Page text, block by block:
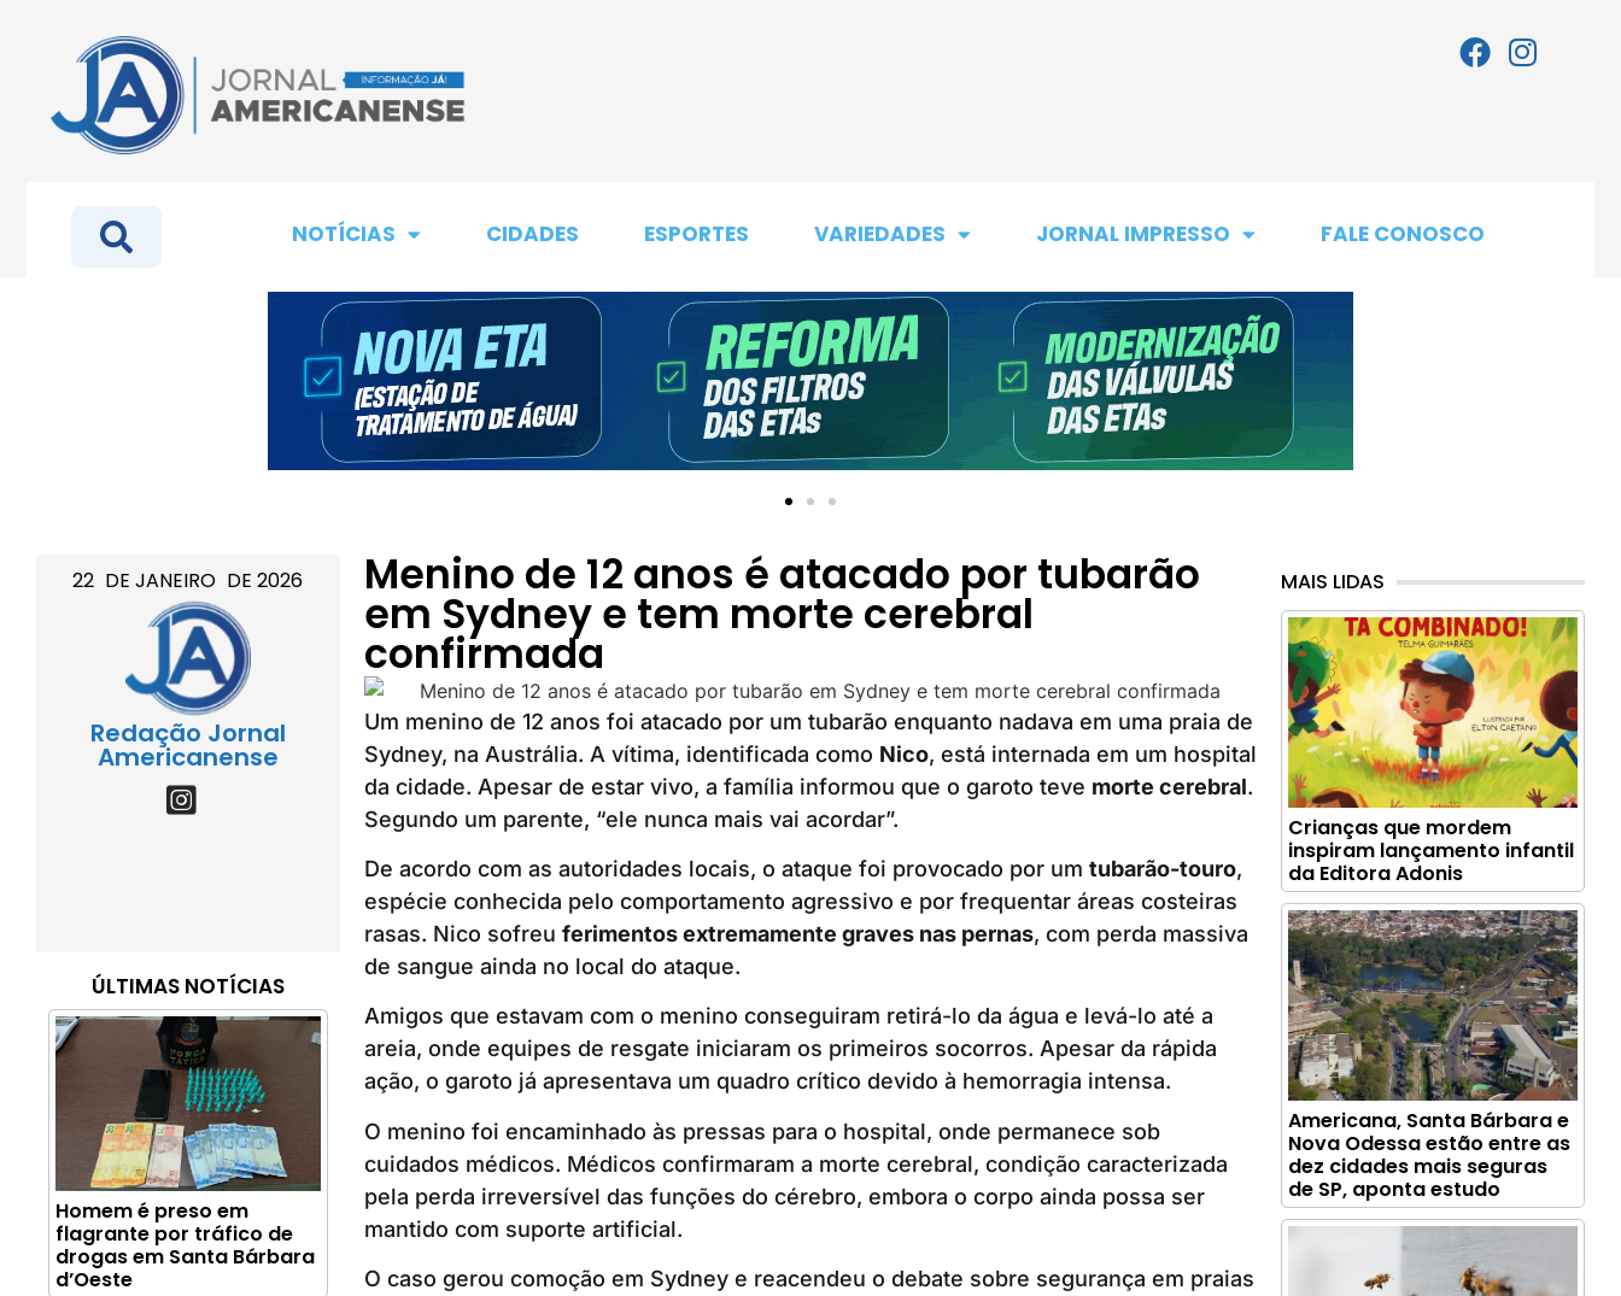
NOTÍCIAS CIDADES ESPORTES VARIEDADES JORNAL IMPRESSO FALE CONOSCO
22 DEJANEIRO DE2026
Redação Jornal
Americanense
ÚLTIMAS NOTÍCIAS
Homem é preso em
flagrante por tráfico de
drogas em Santa Bárbara
d’Oeste
Menino de 12 anos é atacado por tubarão
em Sydney e tem morte cerebral
confirmada
Um menino de 12 anos foi atacado por um tubarão enquanto nadava em uma praia de
Sydney, na Austrália. A vítima, identificada como Nico, está internada em um hospital
da cidade. Apesar de estar vivo, a família informou que o garoto teve morte cerebral.
Segundo um parente, “ele nunca mais vai acordar”.
De acordo com as autoridades locais, o ataque foi provocado por um tubarão-touro,
espécie conhecida pelo comportamento agressivo e por frequentar áreas costeiras
rasas. Nico sofreu ferimentos extremamente graves nas pernas, com perda massiva
de sangue ainda no local do ataque.
Amigos que estavam com o menino conseguiram retirá-lo da água e levá-lo até a
areia, onde equipes de resgate iniciaram os primeiros socorros. Apesar da rápida
ação, o garoto já apresentava um quadro crítico devido à hemorragia intensa.
O menino foi encaminhado às pressas para o hospital, onde permanece sob
cuidados médicos. Médicos confirmaram a morte cerebral, condição caracterizada
pela perda irreversível das funções do cérebro, embora o corpo ainda possa ser
mantido com suporte artificial.
O caso gerou comoção em Sydney e reacendeu o debate sobre segurança em praias
MAIS LIDAS
Crianças que mordem
inspiram lançamento infantil
da Editora Adonis
Americana, Santa Bárbara e
Nova Odessa estão entre as
dez cidades mais seguras
de SP, aponta estudo